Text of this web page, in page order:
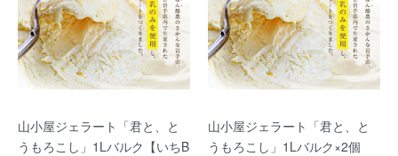
山小屋ジェラート「君と、と
うもろこし」1Lバルク【いちB
山小屋ジェラート「君と、と
うもろこし」1Lバルク×2個